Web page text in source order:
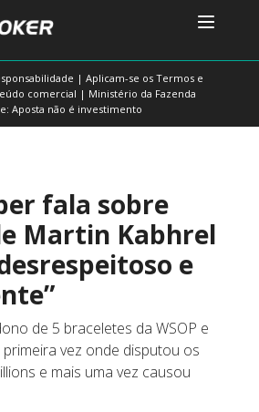
| Aplicam-se os Termos e
comercial | Ministério da Fazenda
Aposta não é investimento
fala sobre
Martin Kabhrel
e
de 5 braceletes da WSOP e
vez onde disputou os
e mais uma vez causou